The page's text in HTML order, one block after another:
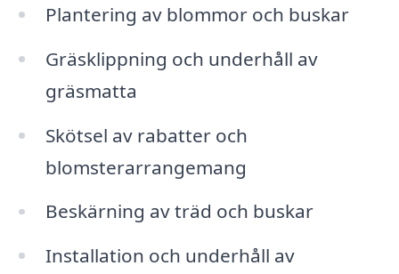
Plantering av blommor och buskar
Gräsklippning och underhåll av
gräsmatta
Skötsel av rabatter och
blomsterarrangemang
Beskärning av träd och buskar
Installation och underhåll av